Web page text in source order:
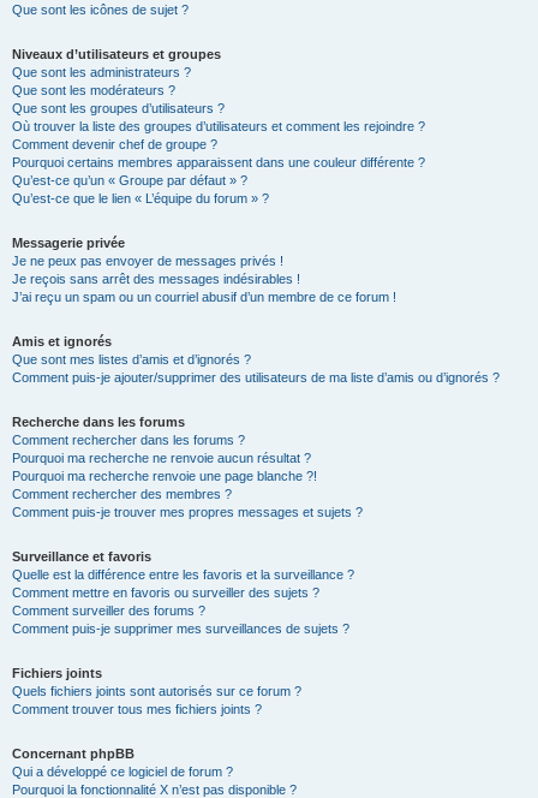
Que sont les icônes de sujet ?
Niveaux d’utilisateurs et groupes
Que sont les administrateurs ?
Que sont les modérateurs ?
Que sont les groupes d’utilisateurs ?
Où trouver la liste des groupes d’utilisateurs et comment les rejoindre ?
Comment devenir chef de groupe ?
Pourquoi certains membres apparaissent dans une couleur différente ?
Qu’est-ce qu’un « Groupe par défaut » ?
Qu’est-ce que le lien « L’équipe du forum » ?
Messagerie privée
Je ne peux pas envoyer de messages privés !
Je reçois sans arrêt des messages indésirables !
J’ai reçu un spam ou un courriel abusif d’un membre de ce forum !
Amis et ignorés
Que sont mes listes d’amis et d’ignorés ?
Comment puis-je ajouter/supprimer des utilisateurs de ma liste d’amis ou d’ignorés ?
Recherche dans les forums
Comment rechercher dans les forums ?
Pourquoi ma recherche ne renvoie aucun résultat ?
Pourquoi ma recherche renvoie une page blanche ?!
Comment rechercher des membres ?
Comment puis-je trouver mes propres messages et sujets ?
Surveillance et favoris
Quelle est la différence entre les favoris et la surveillance ?
Comment mettre en favoris ou surveiller des sujets ?
Comment surveiller des forums ?
Comment puis-je supprimer mes surveillances de sujets ?
Fichiers joints
Quels fichiers joints sont autorisés sur ce forum ?
Comment trouver tous mes fichiers joints ?
Concernant phpBB
Qui a développé ce logiciel de forum ?
Pourquoi la fonctionnalité X n’est pas disponible ?